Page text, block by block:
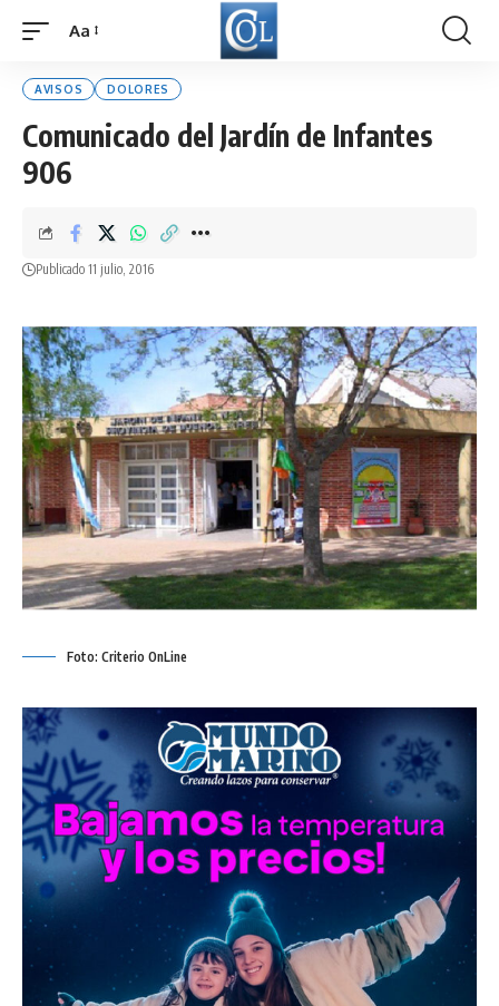
Font
Aa
AVISOS DOLORES
Comunicado del Jardín de Infantes
906
Publicado 11 julio, 2016
Foto: Criterio OnLine